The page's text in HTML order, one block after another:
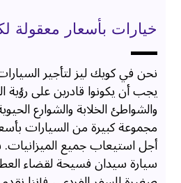
خيارات بأسعار معقولة
نحن في كويك ليز لتأجير
يجب أن يكونوا قادرين على رؤية
والشواطئ الخلابة والشوارع
مجموعة كبيرة من السيارات
أجل استيعاب جميع
سيارة سيدان فسيحة لقضاء